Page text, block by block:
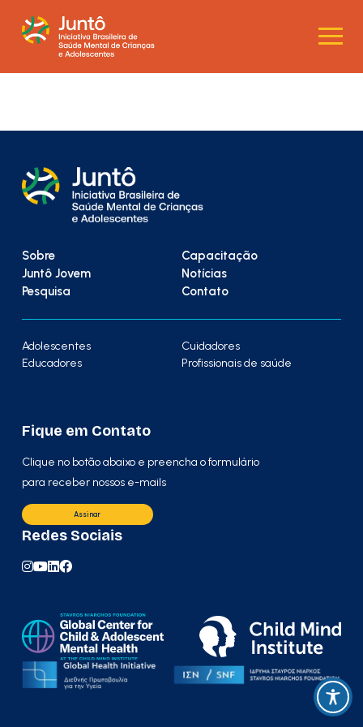
Sobre
Capacitação
Juntô Jovem
Notícias
Pesquisa
Contato
Adolescentes
Cuidadores
Educadores
Profissionais de saúde
Fique em Contato
Clique no botão abaixo e preencha o formulário
para receber nossos e-mails
Assinar
Redes Sociais